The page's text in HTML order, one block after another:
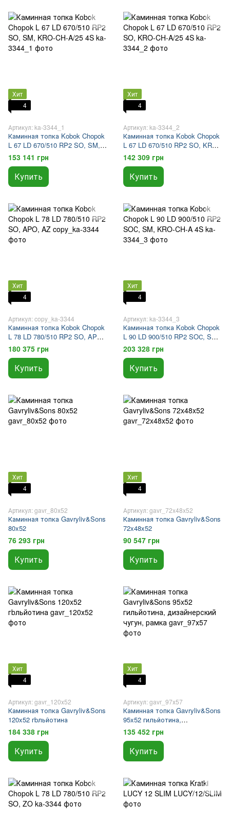
Хит
4
Артикул: ka-3344_1
Каминная топка Kobok Chopok
L 67 LD 670/510 RP2 SO, SM,
KRO-CH-A/25 4S
153 141 грн
Купить
Хит
4
Артикул: ka-3344_2
Каминная топка Kobok Chopok
L 67 LD 670/510 RP2 SO, KRO-
CH-A/25 4S
142 309 грн
Купить
Хит
4
Артикул: copy_ka-3344
Каминная топка Kobok Chopok
L 78 LD 780/510 RP2 SO, APO,
AZ
180 375 грн
Купить
Хит
4
Артикул: ka-3344_3
Каминная топка Kobok Chopok
L 90 LD 900/510 RP2 SOС, SM,
KRO-CH-A 4S
203 328 грн
Купить
Хит
4
Артикул: gavr_80х52
Каминная топка Gavryliv&Sons
80x52
76 293 грн
Купить
Хит
4
Артикул: gavr_72x48x52
Каминная топка Gavryliv&Sons
72x48x52
90 547 грн
Купить
Хит
4
Артикул: gavr_120х52
Каминная топка Gavryliv&Sons
120x52 гbльйотина
184 338 грн
Купить
Хит
4
Артикул: gavr_97х57
Каминная топка Gavryliv&Sons
95x52 гильйотина,
дизайнерский чугун, рамка
135 452 грн
Купить